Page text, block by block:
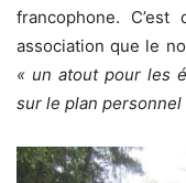
francophone.
association que le
« un atout pour les
sur le plan